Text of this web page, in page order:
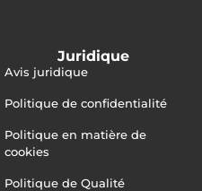
Juridique
Avis juridique
Politique de confidentialité
Politique en matière de
cookies
Politique de Qualité